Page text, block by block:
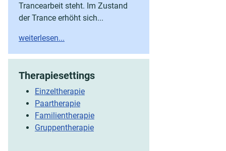
Trancearbeit steht. Im Zustand
der Trance erhöht sich...
weiterlesen...
Therapiesettings
Einzeltherapie
Paartherapie
Familientherapie
Gruppentherapie